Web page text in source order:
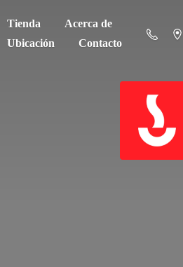
Tienda
Acerca de
Ubicación
Contacto